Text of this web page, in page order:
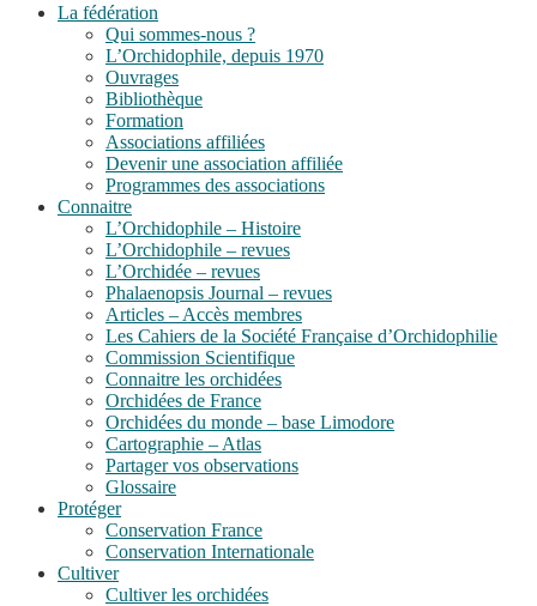
La fédération
Qui sommes-nous ?
L’Orchidophile, depuis 1970
Ouvrages
Bibliothèque
Formation
Associations affiliées
Devenir une association affiliée
Programmes des associations
Connaitre
L’Orchidophile – Histoire
L’Orchidophile – revues
L’Orchidée – revues
Phalaenopsis Journal – revues
Articles – Accès membres
Les Cahiers de la Société Française d’Orchidophilie
Commission Scientifique
Connaitre les orchidées
Orchidées de France
Orchidées du monde – base Limodore
Cartographie – Atlas
Partager vos observations
Glossaire
Protéger
Conservation France
Conservation Internationale
Cultiver
Cultiver les orchidées